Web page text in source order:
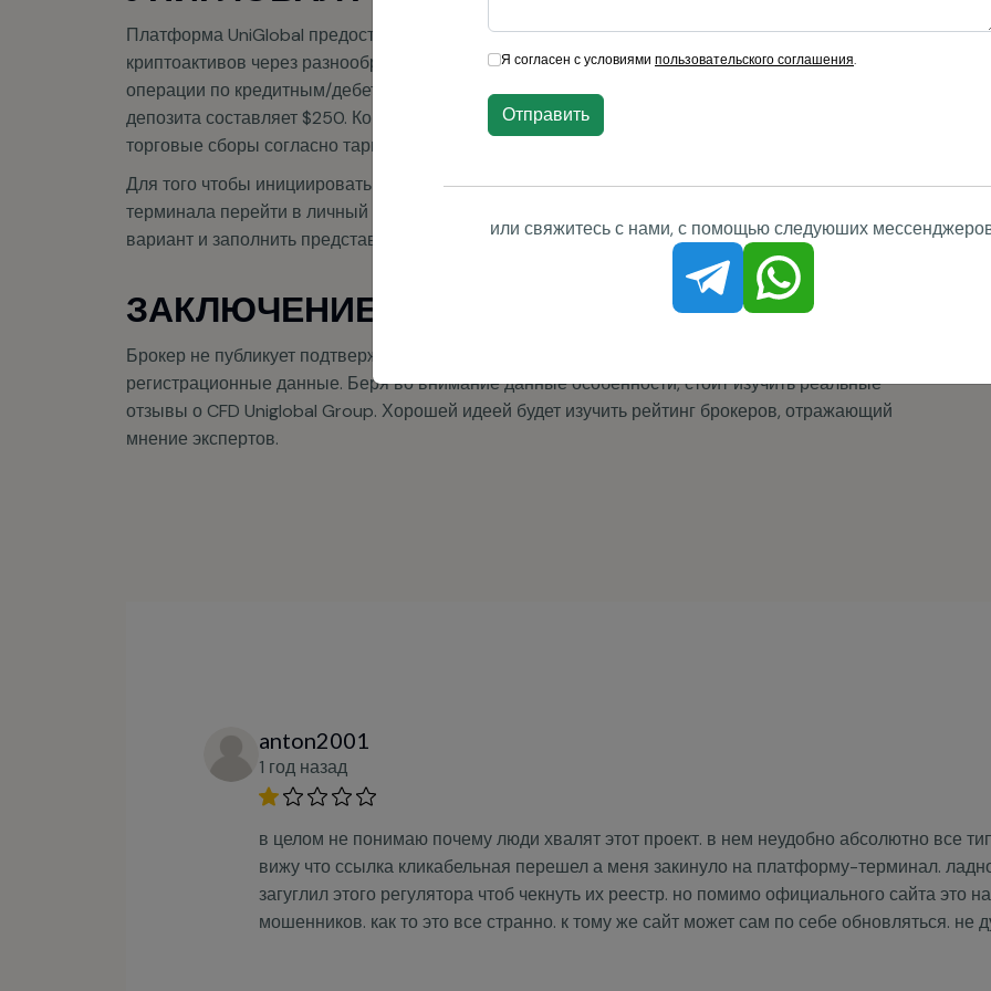
депозита составляет $250. Комиссии за пополнение счета отсутствуют – взимаются только
торговые сборы согласно тарифам платформы.
Для того чтобы инициировать процесс, необходимо авторизоваться на сайте, а после из торгового
терминала перейти в личный кабинет Cfd Uniglobal Group. Останется только выбрать подходящий
ЗАКЛЮЧЕНИЕ О CFD.UNIGLOBAL-GROUP.COM
Брокер не публикует подтверждения легитимности своей деятельности, а также скрывает свои
регистрационные данные. Беря во внимание данные особенности, стоит изучить реальные
мнение экспертов.
в целом не понимаю почему люди хвалят этот проект. в нем неудобно абсолютно все
вижу что ссылка кликабельная перешел а меня закинуло на платформу-терминал.
мошенников. как то это все странно. к тому же сайт может сам по себе обновляться. не